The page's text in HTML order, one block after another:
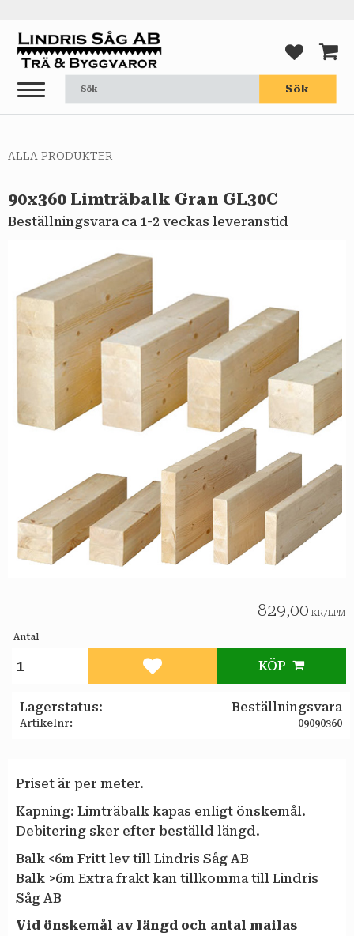
Meny
Sök
ALLA PRODUKTER
90x360 Limträbalk Gran GL30C
Beställningsvara ca 1-2 veckas leveranstid
829,00 KR/LPM
Antal
KÖP
Lägg till i favoriter
Lagerstatus Beställningsvara
Artikelnr 09090360
Priset är per meter.
Kapning: Limträbalk kapas enligt önskemål.
Debitering sker efter beställd längd.
Balk <6m Fritt lev till Lindris Såg AB
Balk >6m Extra frakt kan tillkomma till Lindris
Såg AB
Vid önskemål av längd och antal mailas